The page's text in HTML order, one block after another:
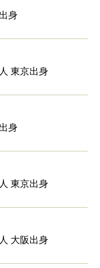
身
東京出身
身
東京出身
大阪出身